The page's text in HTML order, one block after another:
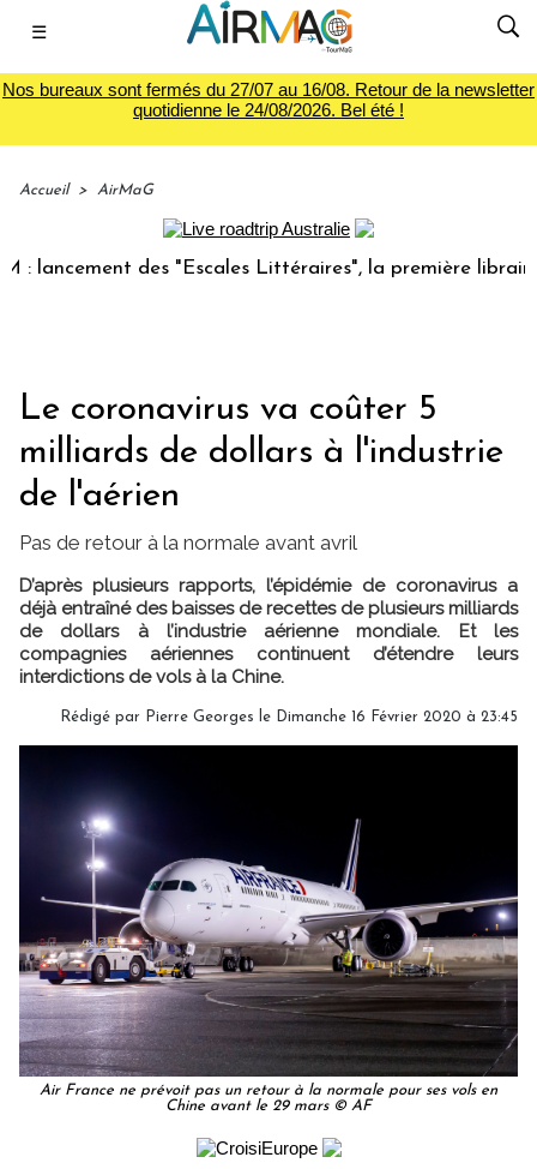
☰
Nos bureaux sont fermés du 27/07 au 16/08. Retour de la newsletter
quotidienne le 24/08/2026. Bel été !
Accueil > AirMaG
des "Escales Littéraires", la première librairie du
Le coronavirus va coûter 5
milliards de dollars à l'industrie
de l'aérien
Pas de retour à la normale avant avril
D’après plusieurs rapports, l’épidémie de coronavirus a
déjà entraîné des baisses de recettes de plusieurs milliards
de dollars à l’industrie aérienne mondiale. Et les
compagnies aériennes continuent d’étendre leurs
interdictions de vols à la Chine.
Rédigé par Pierre Georges le Dimanche 16 Février 2020 à 23:45
Air France ne prévoit pas un retour à la normale pour ses vols en
Chine avant le 29 mars © AF